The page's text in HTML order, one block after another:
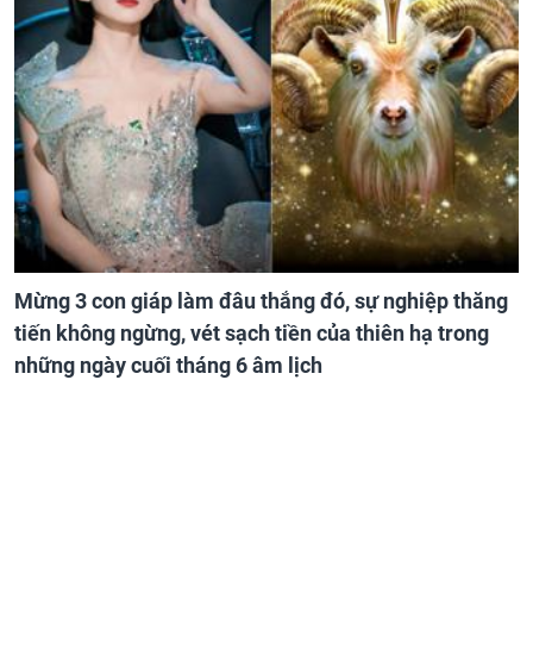
Mừng 3 con giáp làm đâu thắng đó, sự nghiệp thăng
tiến không ngừng, vét sạch tiền của thiên hạ trong
những ngày cuối tháng 6 âm lịch